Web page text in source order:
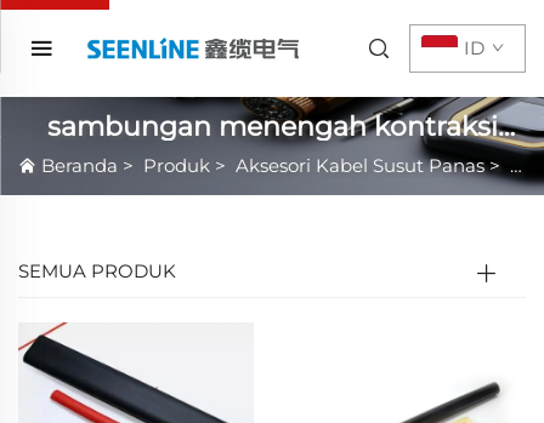
ID
sambungan menengah kontraksi
panas 1kV
Beranda > Produk > Aksesori Kabel Susut Panas>
SEMUA PRODUK